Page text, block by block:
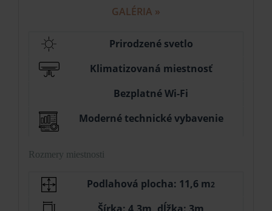
GALÉRIA »
Prirodzené svetlo
Klimatizovaná miestnosť
Bezplatné Wi-Fi
Moderné technické vybavenie
Rozmery miestnosti
Podlahová plocha: 11,6 m2